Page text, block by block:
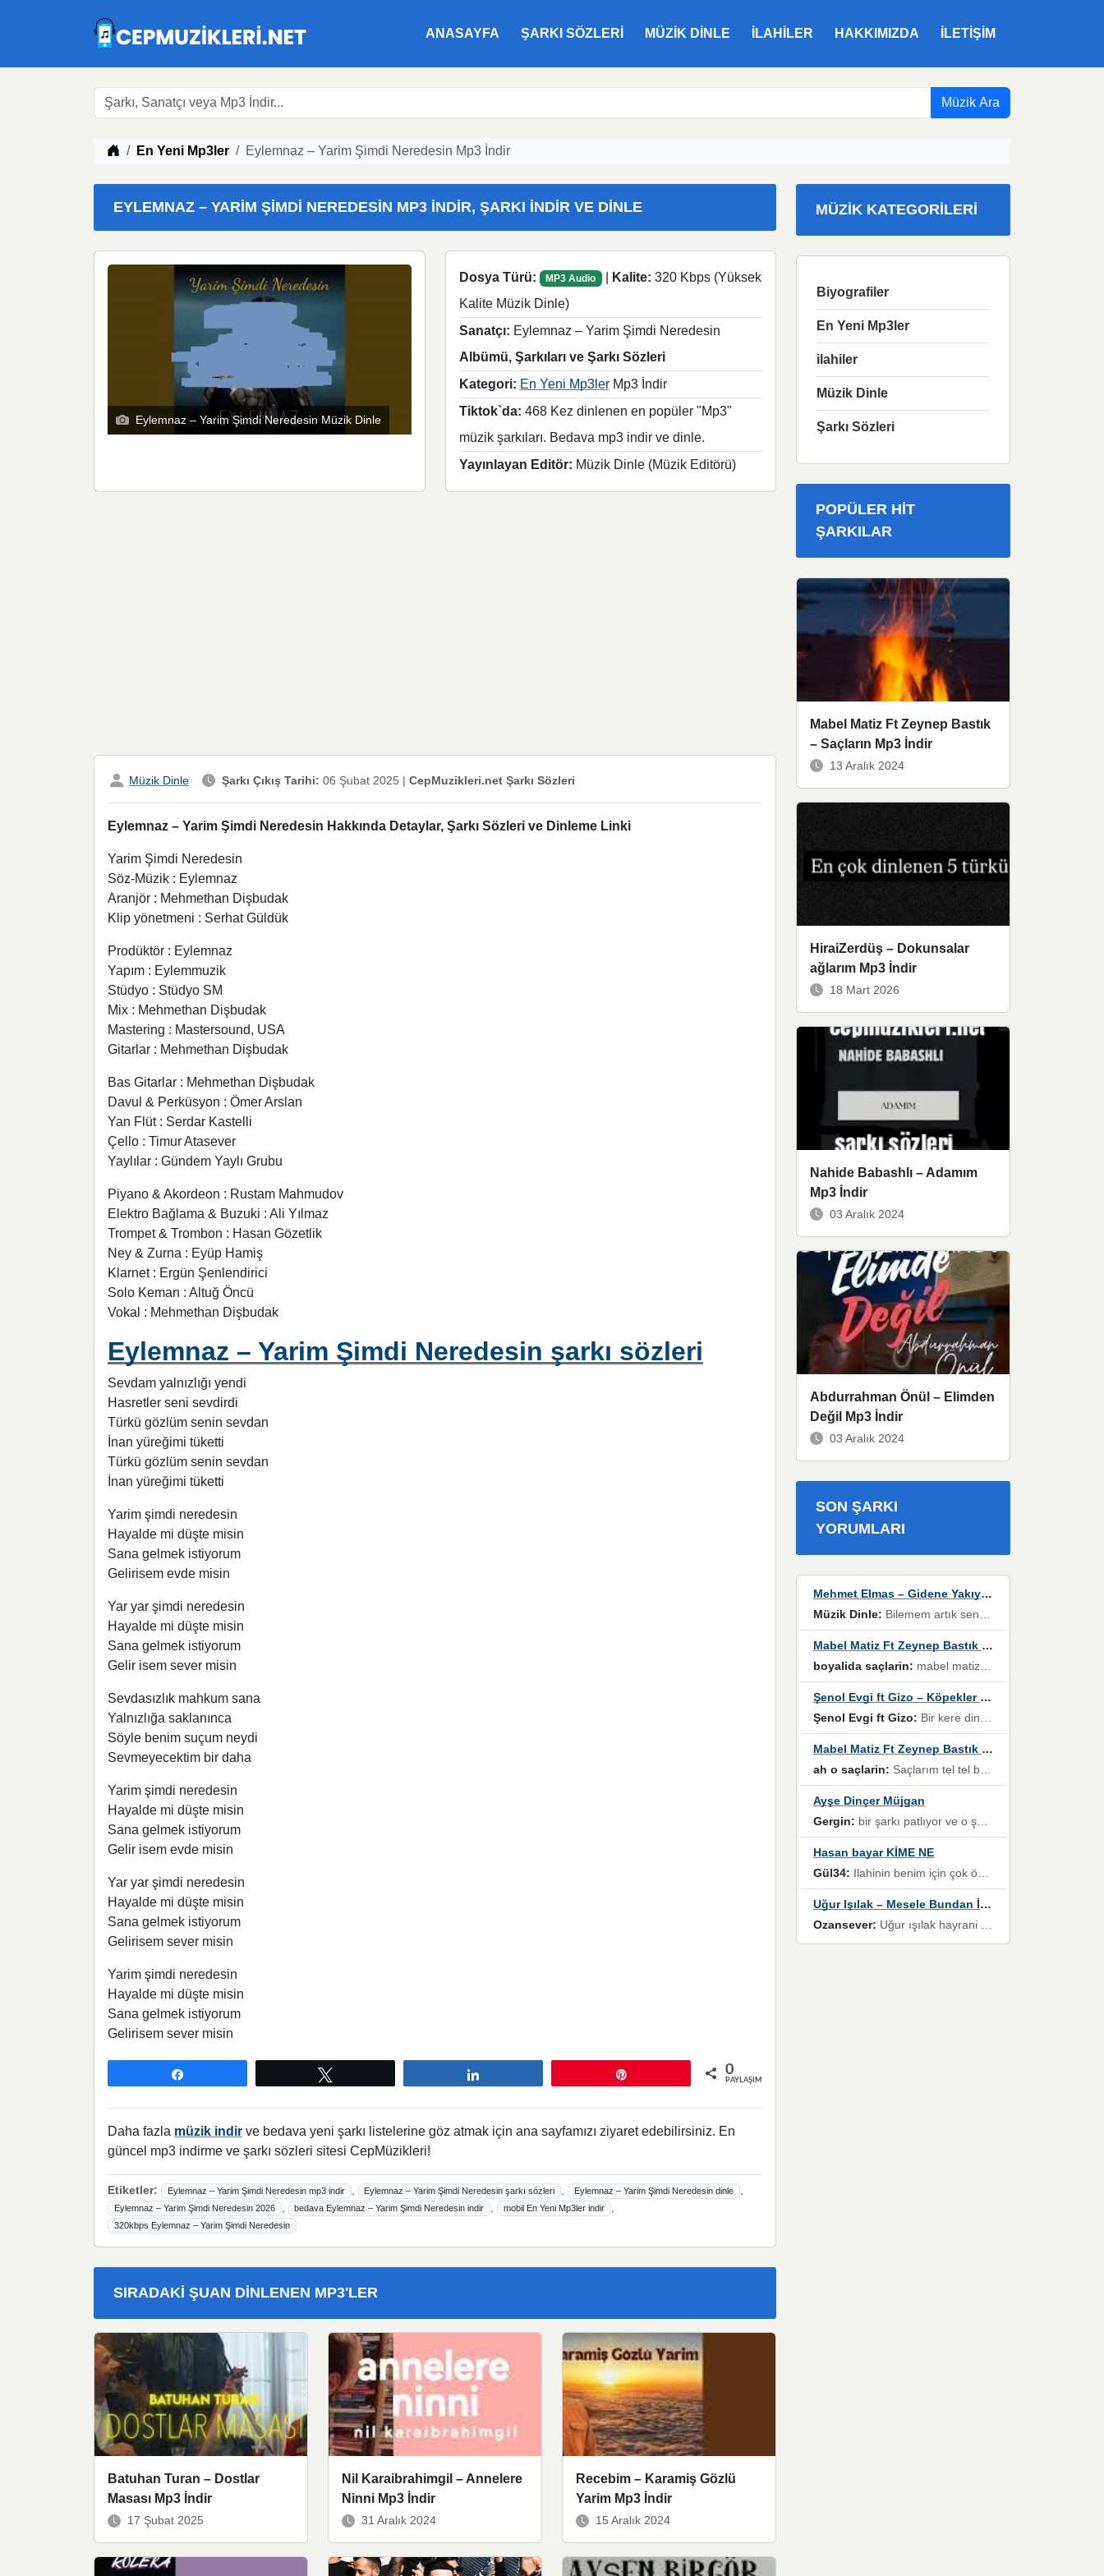
ANASAYFA ŞARKI SÖZLERI MÜZIK DINLE ILAHILER HAKKIMIZDA İLETIŞIM
Müzik Ara
Müzik indir
En Yeni Mp3ler Eylemnaz – Yarim Şimdi Neredesin Mp3 İndir
EYLEMNAZ – YARIM ŞIMDI NEREDESIN MP3 İNDIR, ŞARKI İNDIR VE DINLE
Eylemnaz – Yarim Şimdi Neredesin Müzik Dinle
Dosya Türü: MP3 Audio Kalite: 320 Kbps (Yüksek
Kalite Müzik Dinle)
Sanatçı: Eylemnaz – Yarim Şimdi Neredesin
Albümü, Şarkıları ve Şarkı Sözleri
Kategori: En Yeni Mp3lerMp3 İndir
Tiktok`da: 468 Kez dinlenen en popüler "Mp3"
müzik şarkıları. Bedava mp3 indir ve dinle.
Yayınlayan Editör: Müzik Dinle (Müzik Editörü)
Müzik Dinle Şarkı Çıkış Tarihi: 06 Şubat 2025 | CepMuzikleri.net Şarkı Sözleri
Eylemnaz – Yarim Şimdi Neredesin Hakkında Detaylar, Şarkı Sözleri ve Dinleme Linki
Yarim Şimdi Neredesin
Söz-Müzik : Eylemnaz
Aranjör : Mehmethan Dişbudak
Klip yönetmeni : Serhat Güldük
Prodüktör : Eylemnaz
Yapım : Eylemmuzik
Stüdyo : Stüdyo SM
Mix : Mehmethan Dişbudak
Mastering : Mastersound, USA
Gitarlar : Mehmethan Dişbudak
Bas Gitarlar : Mehmethan Dişbudak
Davul & Perküsyon : Ömer Arslan
Yan Flüt : Serdar Kastelli
Çello : Timur Atasever
Yaylılar : Gündem Yaylı Grubu
Piyano & Akordeon : Rustam Mahmudov
Elektro Bağlama & Buzuki : Ali Yılmaz
Trompet & Trombon : Hasan Gözetlik
Ney & Zurna : Eyüp Hamiş
Klarnet : Ergün Şenlendirici
Solo Keman : Altuğ Öncü
Vokal : Mehmethan Dişbudak
Eylemnaz – Yarim Şimdi Neredesin şarkı sözleri
Sevdam yalnızlığı yendi
Hasretler seni sevdirdi
Türkü gözlüm senin sevdan
İnan yüreğimi tüketti
Türkü gözlüm senin sevdan
İnan yüreğimi tüketti
Yarim şimdi neredesin
Hayalde mi düşte misin
Sana gelmek istiyorum
Gelirisem evde misin
Yar yar şimdi neredesin
Hayalde mi düşte misin
Sana gelmek istiyorum
Gelir isem sever misin
Sevdasızlık mahkum sana
Yalnızlığa saklanınca
Söyle benim suçum neydi
Sevmeyecektim bir daha
Yarim şimdi neredesin
Hayalde mi düşte misin
Sana gelmek istiyorum
Gelir isem evde misin
Yar yar şimdi neredesin
Hayalde mi düşte misin
Sana gelmek istiyorum
Gelirisem sever misin
Yarim şimdi neredesin
Hayalde mi düşte misin
Sana gelmek istiyorum
Gelirisem sever misin
0
PAYLAŞIMLAR
Daha fazla müzik indir ve bedava yeni şarkı listelerine göz atmak için ana sayfamızı ziyaret edebilirsiniz. En
güncel mp3 indirme ve şarkı sözleri sitesi CepMüzikleri!
Etiketler: Eylemnaz – Yarim Şimdi Neredesin mp3 indir , Eylemnaz – Yarim Şimdi Neredesin şarkı sözleri , Eylemnaz – Yarim Şimdi Neredesin dinle ,
Eylemnaz – Yarim Şimdi Neredesin 2026 , bedava Eylemnaz – Yarim Şimdi Neredesin indir , mobil En Yeni Mp3ler indir ,
320kbps Eylemnaz – Yarim Şimdi Neredesin
SIRADAKI ŞUAN DINLENEN MP3'LER
Batuhan Turan – Dostlar
Masası Mp3 İndir
17 Şubat 2025
Nil Karaibrahimgil – Annelere
Ninni Mp3 İndir
31 Aralık 2024
Recebim – Karamiş Gözlü
Yarim Mp3 İndir
15 Aralık 2024
MÜZIK KATEGORILERI
Biyografiler
En Yeni Mp3ler
ilahiler
Müzik Dinle
Şarkı Sözleri
POPÜLER HIT
ŞARKILAR
Mabel Matiz Ft Zeynep Bastık
– Saçların Mp3 İndir
13 Aralık 2024
HiraiZerdüş – Dokunsalar
ağlarım Mp3 İndir
18 Mart 2026
Nahide Babashlı – Adamım
Mp3 İndir
03 Aralık 2024
Abdurrahman Önül – Elimden
Değil Mp3 İndir
03 Aralık 2024
SON ŞARKI
YORUMLARI
Mehmet Elmas – Gidene Yakıyorum
Müzik Dinle: Bilemem artık senden bir şans daha / Düştüğün zaman ben olmayacağım yanında” dizeleri, artık geçmişin tekrarına izin verilmeyeceğini, kişisel sınırların çizildiğini gösteriyor.
Mabel Matiz Ft Zeynep Bastık – Saçların
boyalida saçlarin: mabel matiz'in maya albümünde yer alan güzellerden. parça da şarkı hani! müzikal altyapısına vurulduğum, sözlerinde kaybolduğum bir parça olmuş.
Şenol Evgi ft Gizo – Köpekler Tanımadıklarına havlar
Şenol Evgi ft Gizo: Bir kere dinlememe rağmen kulaklardan gitmiyor sen sen sen sen kurban ol sen sen sen sen hayran ol yükses ses müzik dinleme sebebisiniz canlar bomba gibi patladınız maşallah
Mabel Matiz Ft Zeynep Bastık – Saçların
ah o saçlarin: Saçlarım tel tel beyazlıyor beyazlagına degil yanımda sen yoksun ona üzülüyorum günler bir bir geçiyor geçen günlere değil sensiz geçen günlere darılıyorum,Dinledikce asla kavusamayacagim ama asla unutamicagim sevdiğim adam için yanar içim
Ayşe Dinçer Müjgan
Gergin: bir şarkı patlıyor ve o şarkıyı millet her paylaşımın altına koyuyor ve öyle bir durum hal alıyor ki şarkıyı dinlemeden şarkıdan bikıyorsun Ama bu enteresan bir şekilde dillere dolanıyor millet olarak seviyoruz dertlerle boğuşurken bir yandan da göbek atmayi))) diyeceklerim bu kadar güzel hoş bir sayfa emeğinize sağlık arkadaşlar kolay gelsin
Hasan bayar KİME NE
Gül34: Ilahinin benim için çok özel bir yeri var İlk çıktığında komşum ne kadar yüksek sesle dinliyorsa orada duymuştum ve YouTube'dan aratıp Bu ilahiyi bulmuştum ve sonra müdavimi oldum günlük Ben de 3-5 kere dinleyip ezberleyip artık ilahiye bende eşlik ediyorum yüksek sesle Allah razı olsun hizmet nimettir Rabbim sizin zahmetlerinize de hayırlı nimetler versin Selam ve dua ile Allah'a emanet olun
Uğur Işılak – Mesele Bundan İbaret
Ozansever: Uğur ışılak hayrani olarak eski yeni tüm eserlerini keyifle huzurla dinleyenlerden birisiyim, emeğine saygı duyan gönül veren bunu en güzel şekilde sevenlerine ulaştıran siz değerli sayfa yöneticilerine de teşekkür ederim